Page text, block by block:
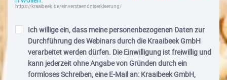
https://kraaibeek.de/einverstaendniserklaerung/
Ich willige ein, dass meine personenbezogenen Daten zur
Durchführung des Webinars durch die Kraaibeek GmbH
verarbeitet werden dürfen. Die Einwilligung ist freiwillig und
kann jederzeit ohne Angabe von Gründen durch ein
formloses Schreiben, eine E-Mail an: Kraaibeek GmbH,